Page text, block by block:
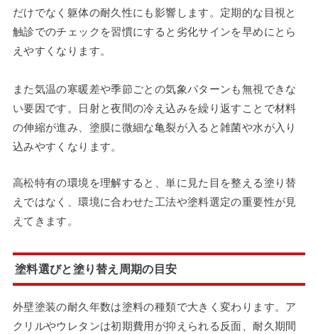
だけでなく躯体の耐久性にも影響します。定期的な目視と
触診でのチェックを習慣にすると劣化サインを早めにとら
えやすくなります。
また気温の寒暖差や季節ごとの気象パターンも無視できな
い要因です。日射と夜間の冷え込みを繰り返すことで材料
の伸縮が進み、塗膜に微細な亀裂が入ると雑菌や水が入り
込みやすくなります。
高松特有の環境を理解すると、単に見た目を整える塗り替
えではなく、環境に合わせた工法や塗料選定の重要性が見
えてきます。
塗料選びと塗り替え周期の目安
外壁塗装の耐久年数は塗料の種類で大きく変わります。ア
クリルやウレタンは初期費用が抑えられる反面、耐久期間